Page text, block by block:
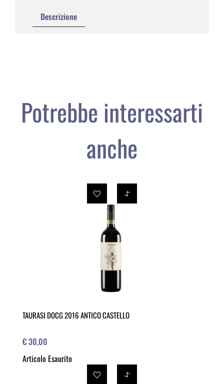
Descrizione
Potrebbe interessarti
anche
TAURASI DOCG 2016 ANTICO CASTELLO
€ 30,00
Articolo Esaurito